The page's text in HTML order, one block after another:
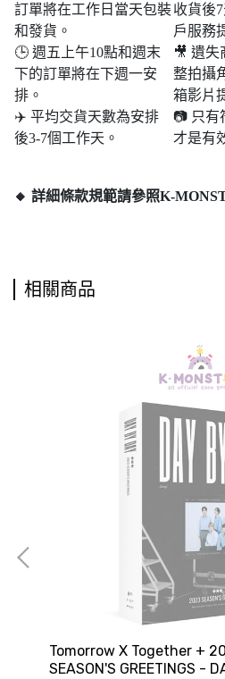
訂單將在工作日當天包裝
和發貨。
🕒 週五上午10點和週末​​
下的訂單將在下週一安
排。
✈️ 平均交貨天數為安排
後3-7個工作天。
收貨後
戶服務
🎥 遺失
整拍攝
箱影片
📷 只有
才是有
🔸 詳細條款規範請參照K-
相關商品
Tomorrow X Together +
SEASON'S GREETINGS -